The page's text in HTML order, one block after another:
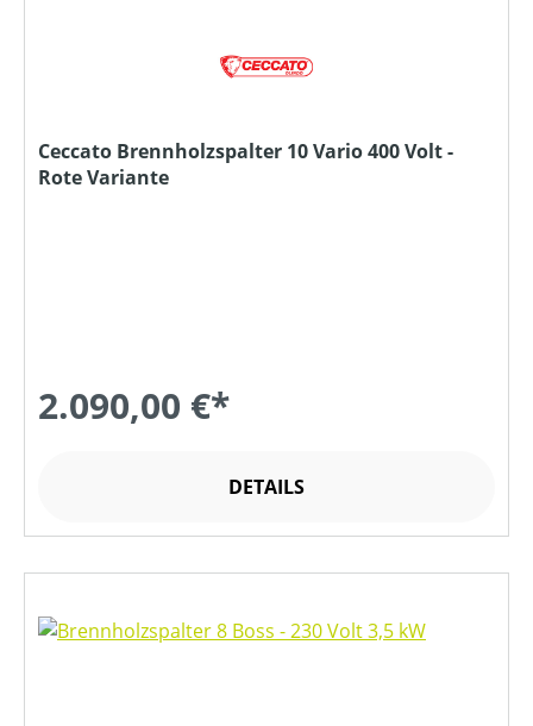
Ceccato Brennholzspalter 10 Vario 400 Volt -
Rote Variante
2.090,00 €*
DETAILS